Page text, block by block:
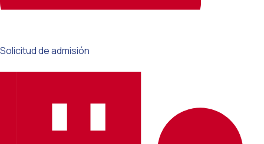
Solicitud de admisión